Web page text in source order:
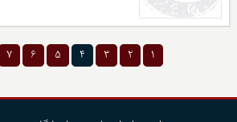
۱ ۲ ۳ ۴ ۵ ۶ ۷